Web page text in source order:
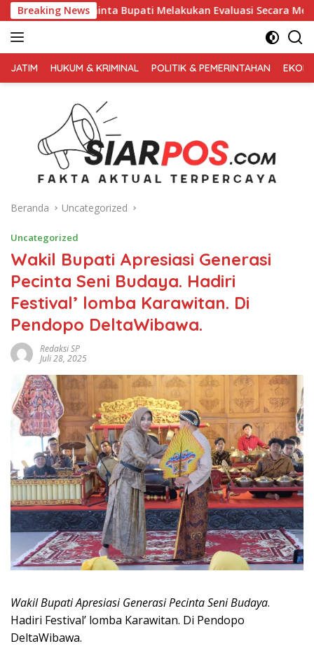
Langsung
ke
konten
Breaking News
Bupati Melakukan Evaluasi Secara Menyeluruh
TERPERCAYA
JATIM HUKUM & KRIMINAL POLITIK & PEMERINTAHAN
Beranda Uncategorized
Uncategorized
Wakil Bupati Apresiasi Generasi
Pecinta Seni Budaya. Hadiri
Festival’ lomba Karawitan. Di
Pendopo DeltaWibawa.
Redaksi SP
Juli 28, 2025
Wakil Bupati Apresiasi Generasi Pecinta Seni Budaya.
Hadiri Festival’ lomba Karawitan. Di Pendopo
DeltaWibawa.